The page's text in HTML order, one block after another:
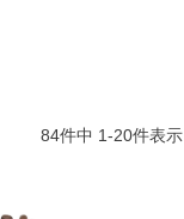
84件中 1-20件表示